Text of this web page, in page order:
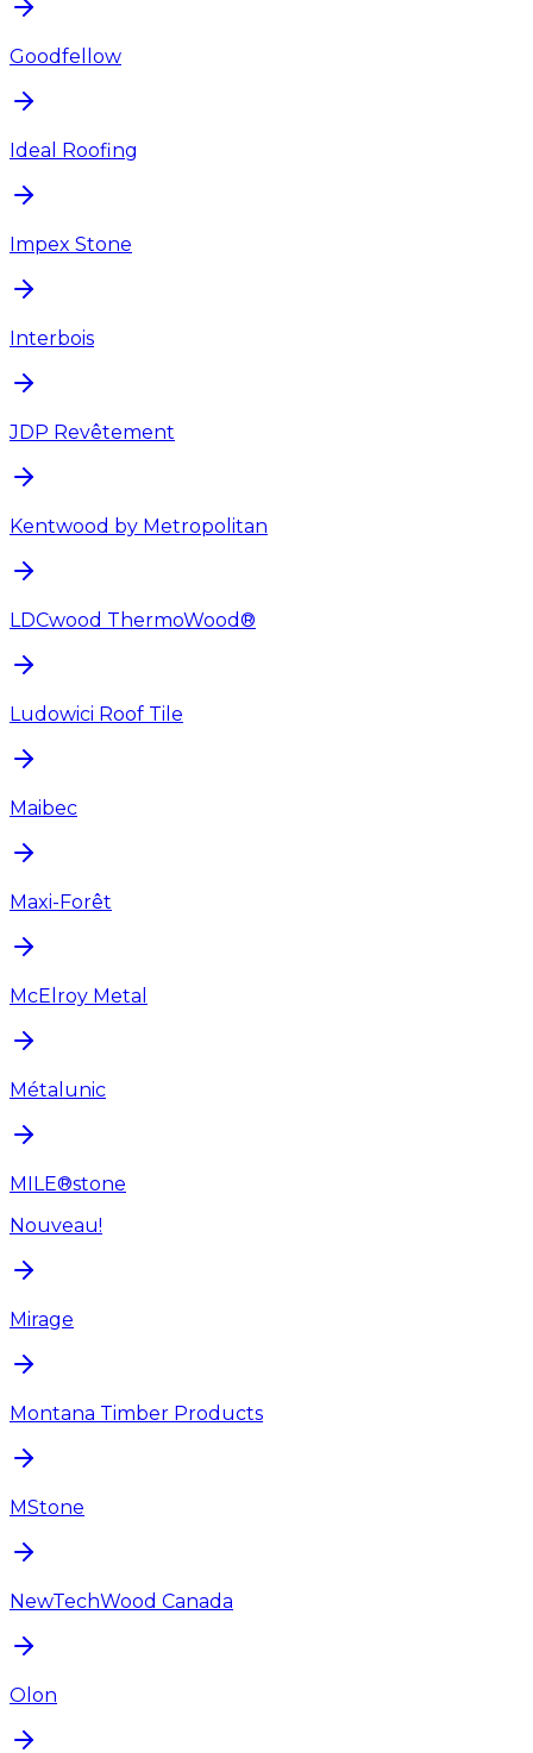
Goodfellow
Ideal Roofing
Impex Stone
Interbois
JDP Revêtement
Kentwood by Metropolitan
LDCwood ThermoWood®
Ludowici Roof Tile
Maibec
Maxi-Forêt
McElroy Metal
Métalunic
MILE®stone
Nouveau!
Mirage
Montana Timber Products
MStone
NewTechWood Canada
Olon